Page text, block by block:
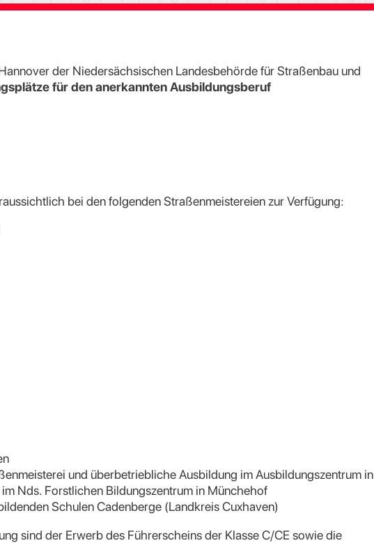
der Niedersächsischen Landesbehörde für Straßenbau und
für den anerkannten Ausbildungsberuf
bei den folgenden Straßenmeistereien zur Verfügung:
und überbetriebliche Ausbildung im Ausbildungszentrum in
Nds. Forstlichen Bildungszentrum in Münchehof
Schulen Cadenberge (Landkreis Cuxhaven)
sind der Erwerb des Führerscheins der Klasse C/CE sowie die